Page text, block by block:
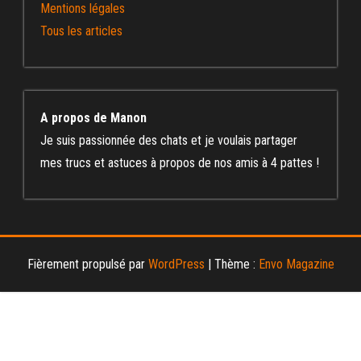
Mentions légales
Tous les articles
A propos de Manon
Je suis passionnée des chats et je voulais partager
mes trucs et astuces à propos de nos amis à 4 pattes !
Fièrement propulsé par WordPress Thème : Envo Magazine